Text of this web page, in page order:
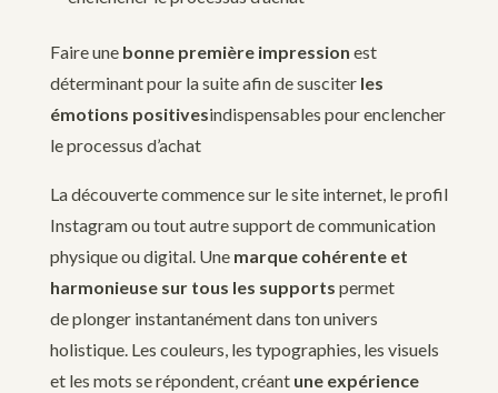
Faire une bonne première impression est
déterminant pour la suite afin de susciter les
émotions positivesindispensables pour enclencher
le processus d’achat
La découverte commence sur le site internet, le profil
Instagram ou tout autre support de communication
physique ou digital. Unemarque cohérente et
harmonieuse sur tous les supports permet
de plonger instantanément dans ton univers
holistique. Les couleurs, les typographies, les visuels
et les mots se répondent, créant une expérience